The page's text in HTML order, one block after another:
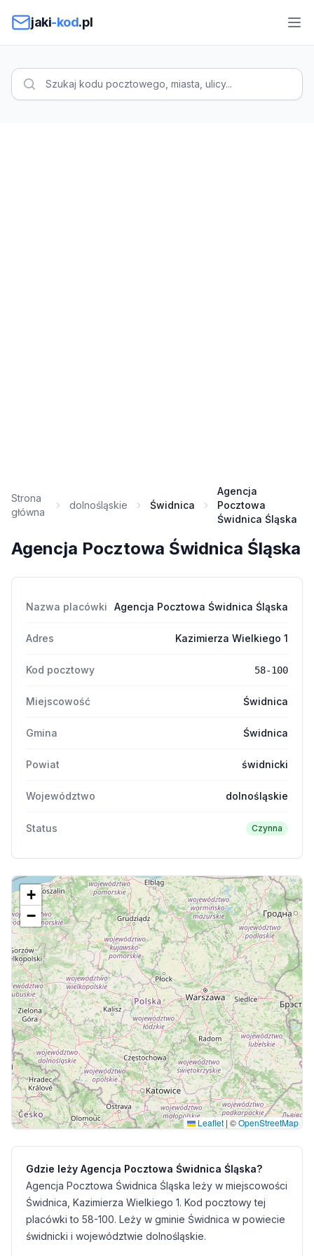
jaki-kod.pl
Strona
główna
dolnośląskie Świdnica
Agencja
Pocztowa
Świdnica Śląska
Agencja Pocztowa Świdnica Śląska
Nazwa placówki Agencja Pocztowa Świdnica Śląska
Adres Kazimierza Wielkiego 1
Kod pocztowy 58-100
Miejscowość Świdnica
Gmina Świdnica
Powiat świdnicki
Województwo dolnośląskie
Status Czynna
+
−
Leaflet | ©OpenStreetMap
Gdzie leży Agencja Pocztowa Świdnica Śląska?
Agencja Pocztowa Świdnica Śląska leży w miejscowości
Świdnica, Kazimierza Wielkiego 1. Kod pocztowy tej
placówki to 58-100. Leży w gminie Świdnica w powiecie
świdnicki i województwie dolnośląskie.